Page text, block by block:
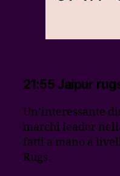
21:55 Jaipur
Un’interessante
marchi leader
fatti a mano a
Rugs.